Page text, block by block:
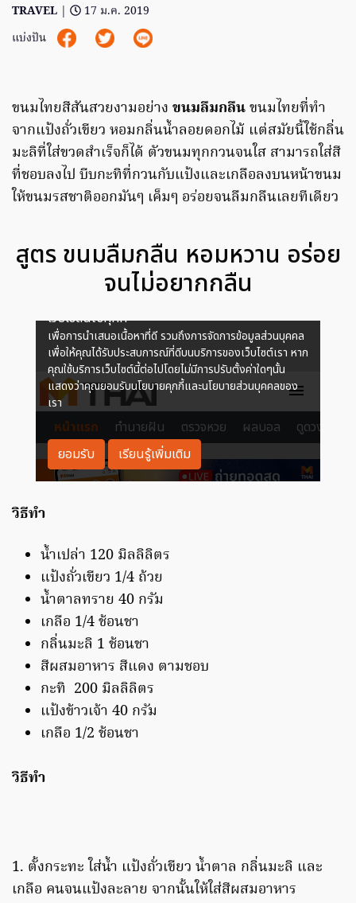
TRAVEL |
17 ม.ค. 2019
แบ่งปัน
ขนมไทยสีสันสวยงามอย่าง ขนมลืมกลืนขนมไทยที่ทำ
จากแป้งถั่วเขียว หอมกลิ่นน้ำลอยดอกไม้ แต่สมัยนี้ใช้กลิ่น
มะลิที่ใส่ขวดสำเร็จก็ได้ ตัวขนมทุกกวนจนใส สามารถใส่สี
ที่ชอบลงไป บีบกะทิที่กวนกับแป้งและเกลือลงบนหน้าขนม
ให้ขนมรสชาติออกมันๆ เค็มๆ อร่อยจนลืมกลืนเลยทีเดียว
สูตร ขนมลืมกลืน หอมหวาน อร่อย
จนไม่อยากกลืน
วิธีทำ
น้ำเปล่า 120 มิลลิลิตร
แป้งถั่วเขียว 1/4 ถ้วย
น้ำตาลทราย 40 กรัม
เกลือ 1/4 ช้อนชา
กลิ่นมะลิ 1 ช้อนชา
สีผสมอาหาร สีแดง ตามชอบ
กะทิ 200 มิลลิลิตร
แป้งข้าวเจ้า 40 กรัม
เกลือ 1/2 ช้อนชา
วิธีทำ
1. ตั้งกระทะ ใส่น้ำ แป้งถั่วเขียว น้ำตาล กลิ่นมะลิ และ
เกลือ คนจนแป้งละลาย จากนั้นให้ใส่สีผสมอาหาร